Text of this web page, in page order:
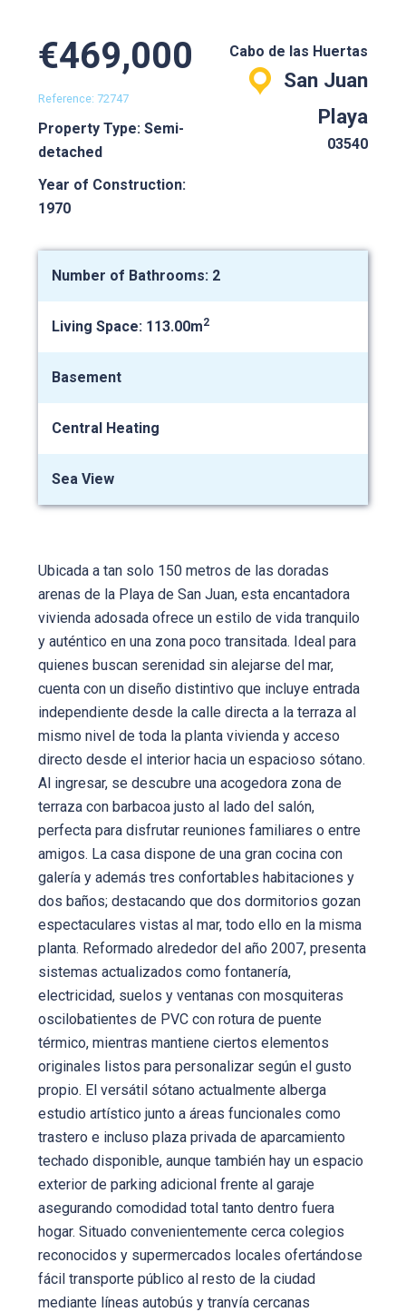
€469,000
Reference: 72747
Property Type: Semi-
detached
Year of Construction:
1970
Cabo de las Huertas
San Juan
Playa
03540
Number of Bathrooms: 2
Living Space: 113.00m2
Basement
Central Heating
Sea View
Ubicada a tan solo 150 metros de las doradas
arenas de la Playa de San Juan, esta encantadora
vivienda adosada ofrece un estilo de vida tranquilo
y auténtico en una zona poco transitada. Ideal para
quienes buscan serenidad sin alejarse del mar,
cuenta con un diseño distintivo que incluye entrada
independiente desde la calle directa a la terraza al
mismo nivel de toda la planta vivienda y acceso
directo desde el interior hacia un espacioso sótano.
Al ingresar, se descubre una acogedora zona de
terraza con barbacoa justo al lado del salón,
perfecta para disfrutar reuniones familiares o entre
amigos. La casa dispone de una gran cocina con
galería y además tres confortables habitaciones y
dos baños; destacando que dos dormitorios gozan
espectaculares vistas al mar, todo ello en la misma
planta. Reformado alrededor del año 2007, presenta
sistemas actualizados como fontanería,
electricidad, suelos y ventanas con mosquiteras
oscilobatientes de PVC con rotura de puente
térmico, mientras mantiene ciertos elementos
originales listos para personalizar según el gusto
propio. El versátil sótano actualmente alberga
estudio artístico junto a áreas funcionales como
trastero e incluso plaza privada de aparcamiento
techado disponible, aunque también hay un espacio
exterior de parking adicional frente al garaje
asegurando comodidad total tanto dentro fuera
hogar. Situado convenientemente cerca colegios
reconocidos y supermercados locales ofertándose
fácil transporte público al resto de la ciudad
mediante líneas autobús y tranvía cercanas